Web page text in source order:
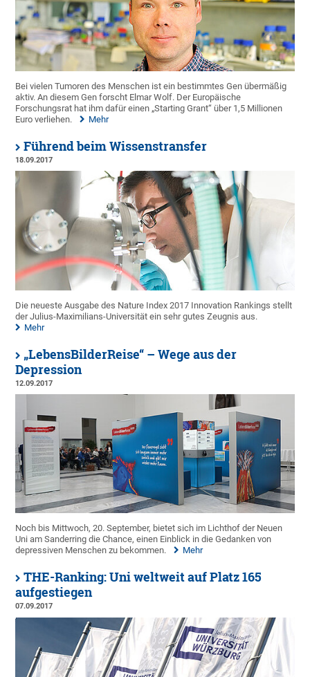
Bei vielen Tumoren des Menschen ist ein bestimmtes Gen übermäßig
aktiv. An diesem Gen forscht Elmar Wolf. Der Europäische
Forschungsrat hat ihm dafür einen „Starting Grant“ über 1,5 Millionen
Euro verliehen.
Mehr
Führend beim Wissenstransfer
18.09.2017
Die neueste Ausgabe des Nature Index 2017 Innovation Rankings stellt
der Julius-Maximilians-Universität ein sehr gutes Zeugnis aus.
Mehr
„LebensBilderReise“ – Wege aus der
Depression
12.09.2017
Noch bis Mittwoch, 20. September, bietet sich im Lichthof der Neuen
Uni am Sanderring die Chance, einen Einblick in die Gedanken von
depressiven Menschen zu bekommen.
Mehr
THE-Ranking: Uni weltweit auf Platz 165
aufgestiegen
07.09.2017